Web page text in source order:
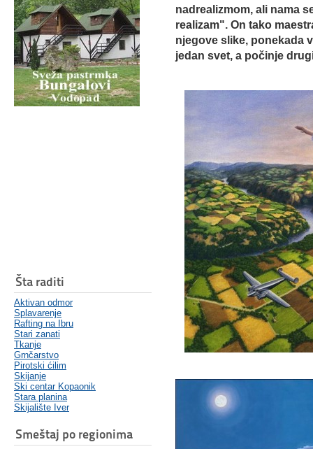
Šta raditi
Aktivan odmor
Splavarenje
Rafting na Ibru
Stari zanati
Tkanje
Grnčarstvo
Pirotski ćilim
Skijanje
Ski centar Kopaonik
Stara planina
Skijalište Iver
Smeštaj po regionima
nadrealizmom, ali nama
realizam". On tako
njegove slike, ponekada
jedan svet, a počinje